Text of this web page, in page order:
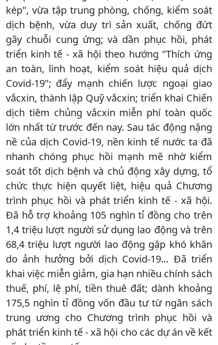
kép", vừa tập trung phòng, chống, kiểm soát
dịch bệnh, vừa duy trì sản xuất, chống đứt
gãy chuỗi cung ứng; và dần phục hồi, phát
triển kinh tế - xã hội theo hướng "Thích ứng
an toàn, linh hoạt, kiểm soát hiệu quả dịch
Covid-19"; đẩy mạnh chiến lược ngoại giao
vắcxin, thành lập Quỹ vắcxin; triển khai Chiến
dịch tiêm chủng vắcxin miễn phí toàn quốc
lớn nhất từ trước đến nay. Sau tác động nặng
nề của dịch Covid-19, nền kinh tế nước ta đã
nhanh chóng phục hồi mạnh mẽ nhờ kiểm
soát tốt dịch bệnh và chủ động xây dựng, tổ
chức thực hiện quyết liệt, hiệu quả Chương
trình phục hồi và phát triển kinh tế - xã hội.
Đã hỗ trợ khoảng 105 nghìn tỉ đồng cho trên
1,4 triệu lượt người sử dụng lao động và trên
68,4 triệu lượt người lao động gặp khó khăn
do ảnh hưởng bởi dịch Covid-19... Đã triển
khai việc miễn giảm, gia hạn nhiều chính sách
thuế, phí, lệ phí, tiền thuê đất; dành khoảng
175,5 nghìn tỉ đồng vốn đầu tư từ ngân sách
trung ương cho Chương trình phục hồi và
phát triển kinh tế - xã hội cho các dự án về kết